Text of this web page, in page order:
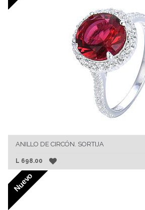
ANILLO DE CIRCÓN. SORTIJA
L 698.00
Nuevo